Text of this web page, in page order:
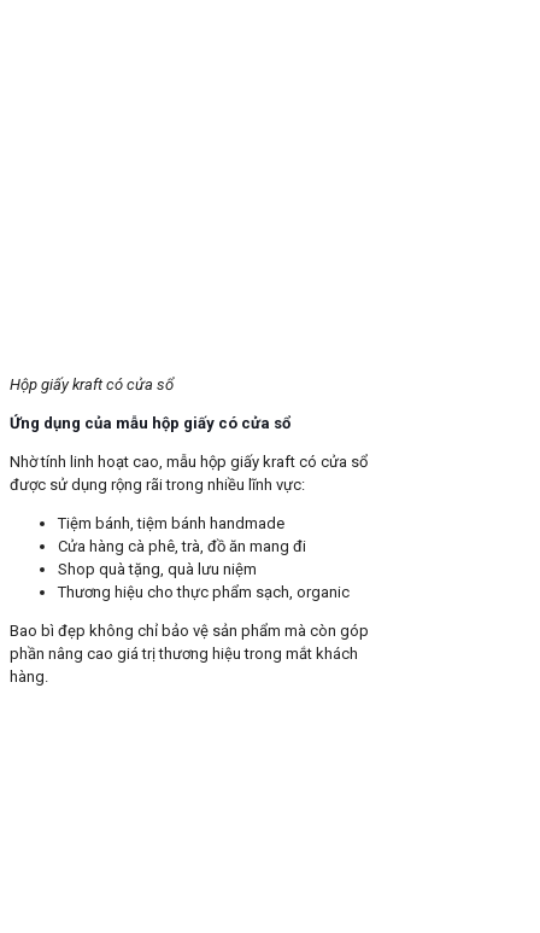
Hộp giấy kraft có cửa sổ
Ứng dụng của mẫu hộp giấy có cửa sổ
Nhờ tính linh hoạt cao, mẫu hộp giấy kraft có cửa sổ
được sử dụng rộng rãi trong nhiều lĩnh vực:
Tiệm bánh, tiệm bánh handmade
Cửa hàng cà phê, trà, đồ ăn mang đi
Shop quà tặng, quà lưu niệm
Thương hiệu cho thực phẩm sạch, organic
Bao bì đẹp không chỉ bảo vệ sản phẩm mà còn góp
phần nâng cao giá trị thương hiệu trong mắt khách
hàng.